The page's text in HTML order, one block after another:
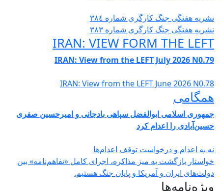
هفتگی جنگ کارگری شمارە ٣٨٤
هفتگی جنگ کارگری شمارە ٣٨٣
IRAN: VIEW FORM THE
IRAN: View from the LEFT July 2026
IRAN: View from the LEFT June 2026
اسلامی ابوالفضل سپاهی بادجانی و امیرحسین صفری
را اعدام کرد
به اعدام و درخواست توقف اعدام‌ها
بازگشت به میز مذاکره، اجرای کامل «تفاهم‌نامه» بین
ایران و آمریکا و پایان جنگ هستیم.